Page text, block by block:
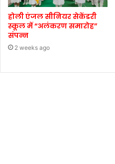
होली एंजल सीनियर सेकेंडरी
स्कूल में “अलंकरण समारोह”
संपन्न
2 weeks ago